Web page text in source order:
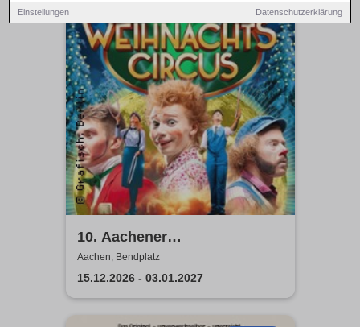
Einstellungen Datenschutzerklärung
19:00 Uhr
10. Aachener
Weihnachtscircus 2026
Aachen, Bendplatz
15.12.2026 - 03.01.2027